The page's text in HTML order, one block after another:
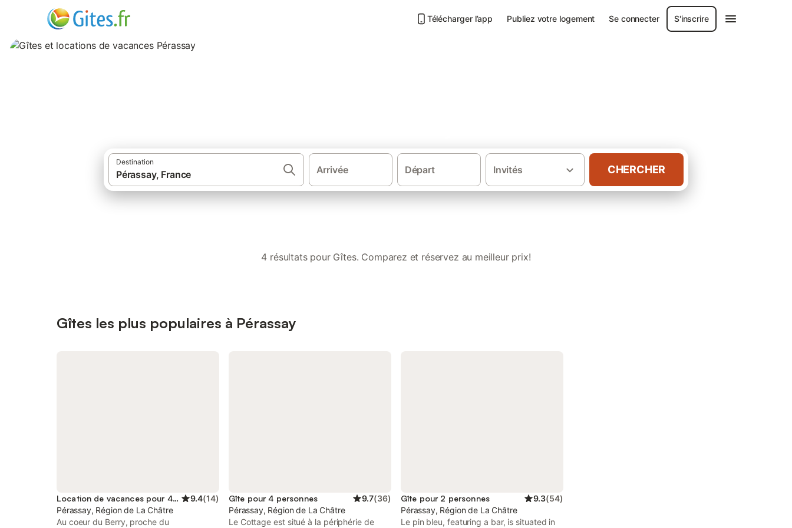
Télécharger l’app Publiez votre logement Se connecter S'inscrire
Destination
Arrivée Départ Invités CHERCHER
4 résultats pour Gîtes. Comparez et réservez au meilleur prix!
Gîtes les plus populaires à Pérassay
Location de vacances pour 4 personnes 9.4(14)
Pérassay, Région de La Châtre
Au coeur du Berry, proche du
Gîte pour 4 personnes 9.7(36)
Pérassay, Région de La Châtre
Le Cottage est situé à la périphérie de
Gîte pour 2 personnes 9.3(54)
Pérassay, Région de La Châtre
Le pin bleu, featuring a bar, is situated in